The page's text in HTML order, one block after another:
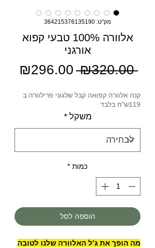
מק"ט: 364215376135190
אלוורה 100% טבעי קפוא
אורגני
₪320.00
מחיר
₪296.00
קנה אלוורה קפואה קבל שלגוני פרילוורה ב
119ש"ח בלבד
משקל *
כמות *
הוספה לסל
מה הופך את ג'ל האלוורה שלנו לטובה